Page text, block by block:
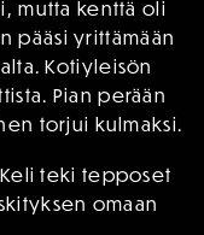
mutta kenttä oli
pääsi yrittämään
Kotiyleisön
Pian perään
torjui kulmaksi.
teki tepposet
omaan